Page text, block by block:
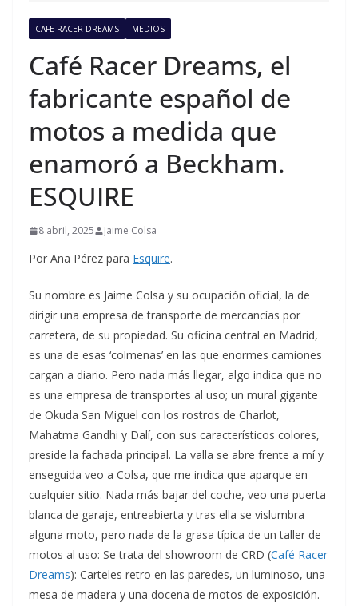
CAFE RACER DREAMS MEDIOS
Café Racer Dreams, el
fabricante español de
motos a medida que
enamoró a Beckham.
ESQUIRE
8 abril, 2025 Jaime Colsa
Por Ana Pérez para Esquire.
Su nombre es Jaime Colsa y su ocupación oficial, la de
dirigir una empresa de transporte de mercancías por
carretera, de su propiedad. Su oficina central en Madrid,
es una de esas ‘colmenas’ en las que enormes camiones
cargan a diario. Pero nada más llegar, algo indica que no
es una empresa de transportes al uso; un mural gigante
de Okuda San Miguel con los rostros de Charlot,
Mahatma Gandhi y Dalí, con sus característicos colores,
preside la fachada principal. La valla se abre frente a mí y
enseguida veo a Colsa, que me indica que aparque en
cualquier sitio. Nada más bajar del coche, veo una puerta
blanca de garaje, entreabierta y tras ella se vislumbra
alguna moto, pero nada de la grasa típica de un taller de
motos al uso: Se trata del showroom de CRD (Café Racer
Dreams): Carteles retro en las paredes, un luminoso, una
mesa de madera y una docena de motos de exposición.